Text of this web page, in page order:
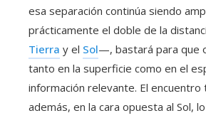
esa separación continúa siendo
prácticamente el doble de la
Tierra y el Sol—, bastará para que
tanto en la superficie como en el
información relevante. El encuentro
además, en la cara opuesta al Sol,